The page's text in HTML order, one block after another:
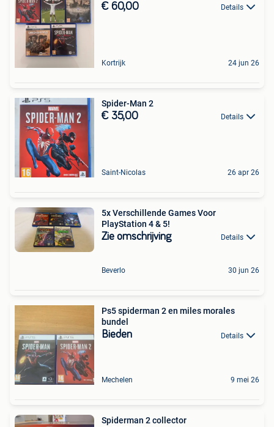
€ 60,00 Details
Kortrijk 24 jun 26
Spider-Man 2
€ 35,00 Details
Saint-Nicolas 26 apr 26
5x Verschillende Games Voor
PlayStation 4 & 5!
Zie omschrijving Details
Beverlo 30 jun 26
Ps5 spiderman 2 en miles morales
bundel
Bieden Details
Mechelen 9 mei 26
Spiderman 2 collector